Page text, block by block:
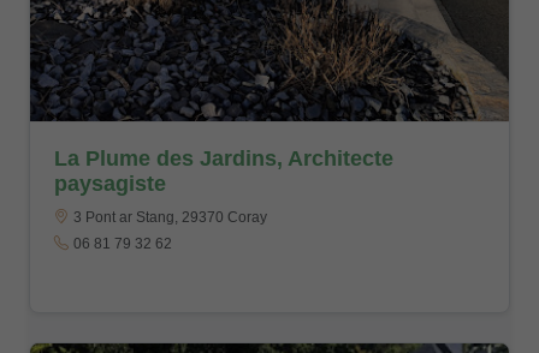
La Plume des Jardins, Architecte
paysagiste
3 Pont ar Stang, 29370 Coray
06 81 79 32 62